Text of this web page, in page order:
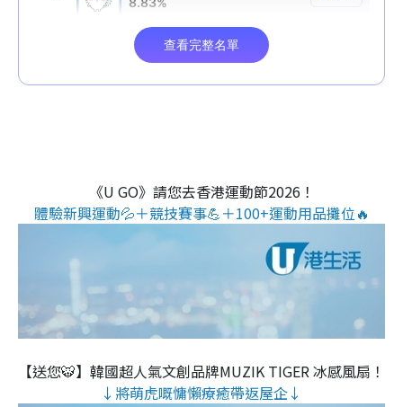
《U GO》請您去香港運動節2026！
體驗新興運動💦＋競技賽事💪＋100+運動用品攤位🔥
【送您🐯】韓國超人氣文創品牌MUZIK TIGER 冰感風扇！
↓將萌虎嘅慵懶療癒帶返屋企↓